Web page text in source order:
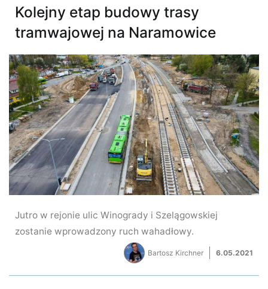
Kolejny etap budowy trasy
tramwajowej na Naramowice
Jutro w rejonie ulic Winogrady i Szelągowskiej
zostanie wprowadzony ruch wahadłowy.
Bartosz Kirchner 6.05.2021